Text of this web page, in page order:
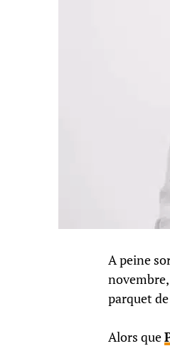
A peine
novembre,
parquet
Alors que